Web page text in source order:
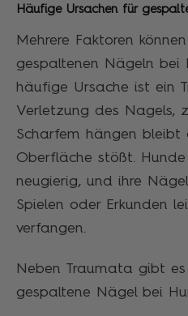
Häufige Ursachen für
Mehrere Faktoren
gespaltenen Nägeln bei
häufige Ursache ist ein
Verletzung des Nagels,
Scharfem hängen
Oberfläche stößt.
neugierig, und ihre
Spielen oder Erkunden
verfangen.
Neben Traumata gibt
gespaltene Nägel bei